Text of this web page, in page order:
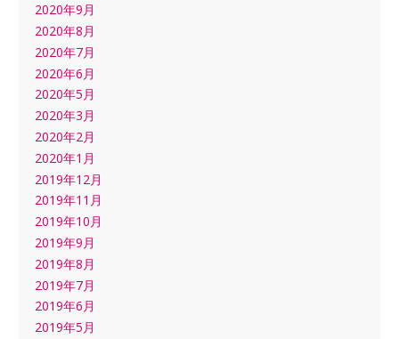
2020年9月
2020年8月
2020年7月
2020年6月
2020年5月
2020年3月
2020年2月
2020年1月
2019年12月
2019年11月
2019年10月
2019年9月
2019年8月
2019年7月
2019年6月
2019年5月